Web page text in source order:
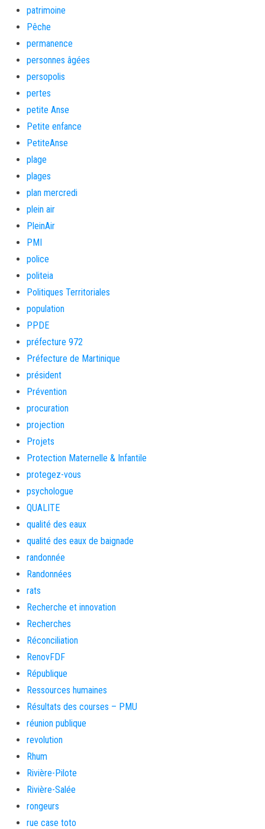
patrimoine
Pêche
permanence
personnes âgées
persopolis
pertes
petite Anse
Petite enfance
PetiteAnse
plage
plages
plan mercredi
plein air
PleinAir
PMI
police
politeia
Politiques Territoriales
population
PPDE
préfecture 972
Préfecture de Martinique
président
Prévention
procuration
projection
Projets
Protection Maternelle & Infantile
protegez-vous
psychologue
QUALITE
qualité des eaux
qualité des eaux de baignade
randonnée
Randonnées
rats
Recherche et innovation
Recherches
Réconciliation
RenovFDF
République
Ressources humaines
Résultats des courses – PMU
réunion publique
revolution
Rhum
Rivière-Pilote
Rivière-Salée
rongeurs
rue case toto